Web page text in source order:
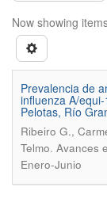
Now showing
Prevalencia de
influenza A/
Pelotas, Río
Ribeiro G.,
Telmo. Avances
Enero-Junio